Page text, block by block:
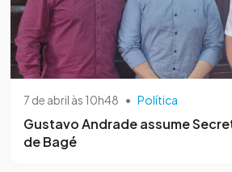
7 de abril às 10h48 • Política
Gustavo Andrade assume
de Bagé